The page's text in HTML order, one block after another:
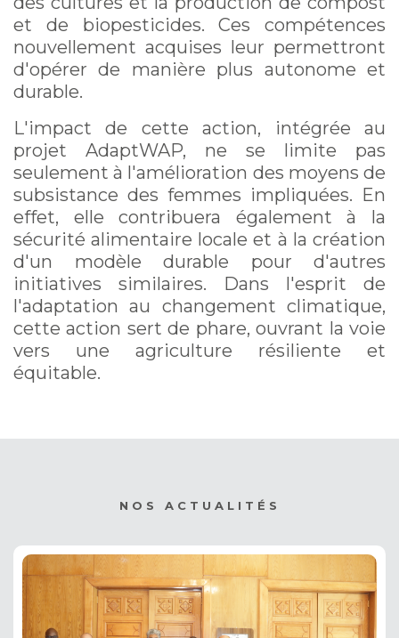
et de biopesticides. Ces compétences
nouvellement acquises leur permettront
d'opérer de manière plus autonome et
durable.
L'impact de cette action, intégrée au
projet AdaptWAP, ne se limite pas
seulement à l'amélioration des moyens de
subsistance des femmes impliquées. En
effet, elle contribuera également à la
sécurité alimentaire locale et à la création
d'un modèle durable pour d'autres
initiatives similaires. Dans l'esprit de
l'adaptation au changement climatique,
cette action sert de phare, ouvrant la voie
vers une agriculture résiliente et
équitable.
NOS ACTUALITÉS